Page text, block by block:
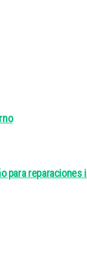
para